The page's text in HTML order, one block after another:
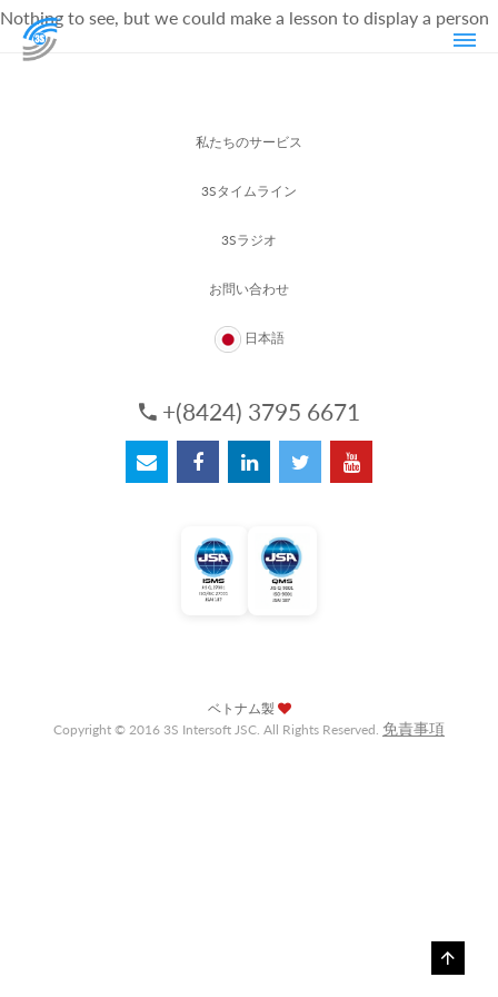
Nothing to see, but we could make a lesson to display a person
私たちのサービス
3Sタイムライン
3Sラジオ
お問い合わせ
日本語
+(8424) 3795 6671
ベトナム製
Copyright © 2016 3S Intersoft JSC. All Rights Reserved. 免責事項